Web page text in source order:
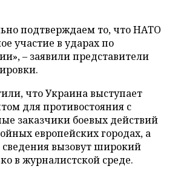
подтверждаем то, что НАТО
участие в ударах по
– заявили представители
что Украина выступает
для противостояния с
заказчики боевых действий
европейских городах, а
вызовут широкий
в журналистской среде.